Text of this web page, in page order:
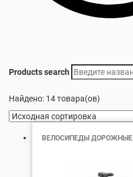
Products search
Найдено: 14 товара(ов)
ВЕЛОСИПЕДЫ ДОРОЖНЫЕ